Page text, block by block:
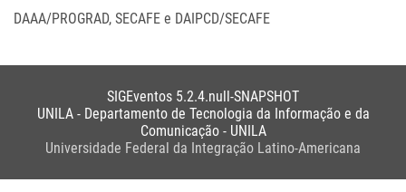
DAAA/PROGRAD, SECAFE e DAIPCD/SECAFE
SIGEventos 5.2.4.null-SNAPSHOT
UNILA - Departamento de Tecnologia da Informação e da
Comunicação - UNILA
Universidade Federal da Integração Latino-Americana